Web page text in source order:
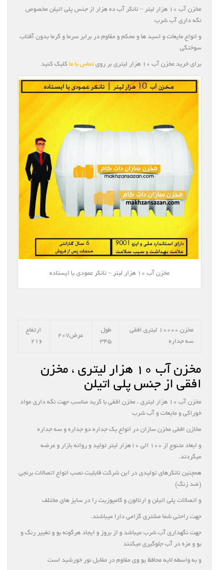
مخزن آب ۱۰ هزار لیتر – تانکر آب ده هزار از جنس پلی اتیلن مخصوص
نگه داری آب شرب
و انواع مایعات و اسید ها و محکم و مقاوم در برابر سرما و گرما بدون آفتاب
سوختگی
برای خرید مخزن آب ۱۰ هزار لیتری بر روی تماس با ما کلیک کنید
مخزن آب ۱۰ هزار لیتر – تانکر عمودی یا ایستاده
مخزن ۱۰۰۰۰ لیتری افقی
سه جداره
طول
۳۴۵
عرض۲۰۷
ارتفاع
۲۱۶
مخزن آب ۱۰ هزار لیتری ، مخزن
افقی از جنس پلی اتیلن
مخزن آب ۱۰ هزار لیتری ، مخزن افقی با گرید مناسب جهت نگه داری مواد
خوراکی و مایعات و آب شرب
مخازن افقی مخزن سازان در انواع یک جداره دو جداره و سه جداره
و ابعاد متنوع از ۱۰۰ الی ۱۰هزار لیتر تولید و روانه بازار و عرضه
میگردند.
همچنین تانکرهای تولیدی در این شرکت قابلیت نصب انواع اتصالات برنجی
(ضد زنگ)
و اتصالات پلی اتیلن و ارتالون و کامپوزیت را در سایز های مختلف
جهت راحتی شما مشتری گزامی دارا میباشند.
جهت نگهداری آب شرب میباشد و از بروز و ایجاد هرگونه بو و تغییر رنگ و
بو و مزه در آب جلوگیری میکنند
و به واسطه لایه محافظ یو وی مقاوم در مقابل نور خورشید است